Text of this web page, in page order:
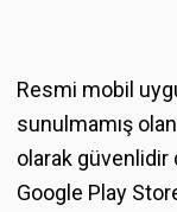
Resmi mobil
sunulmamış
olarak güvenlidir
Google Play